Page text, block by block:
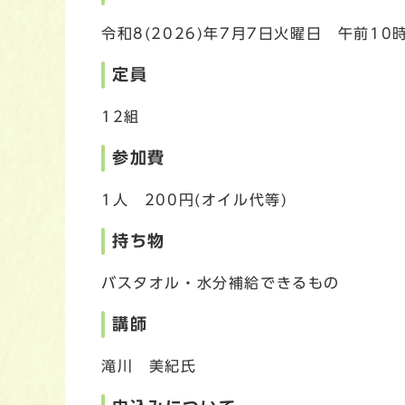
令和8(2026)年7月7日火曜日 午前10
定員
12組
参加費
1人 200円(オイル代等)
持ち物
バスタオル・水分補給できるもの
講師
滝川 美紀氏